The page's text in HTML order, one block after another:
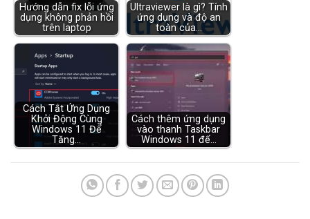
Hướng dẫn fix lỗi ứng
dụng không phản hồi
trên laptop
Ultraviewer là gì? Tính
ứng dụng và độ an
toàn của…
Cách Tắt Ứng Dụng
Khởi Động Cùng
Windows 11 Để
Tăng…
Cách thêm ứng dụng
vào thanh Taskbar
Windows 11 để…